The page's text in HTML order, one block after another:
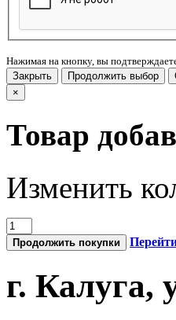
Нажимая на кнопку, вы
Закрыть
Продолжить выбор
×
Товар
Изменить
Продолжить покупки
г. Калуга,